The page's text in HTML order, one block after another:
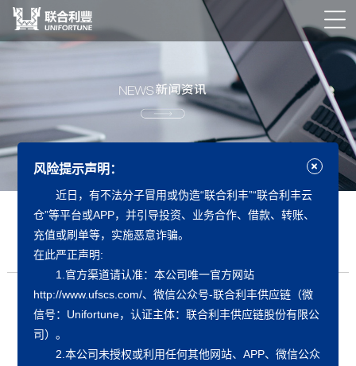
赢在未来｜联合利丰2019半年度经营管理会议圆满召开
发布日期：
行成于思，业精于勤。8年来，联合利丰的成长、腾飞是对这八个
字最好的诠释，为了飞得更高、行的更远，为了所有联合利丰
人、战略合作伙伴的共同理想，联合利丰2019半年度经营管理会
议圆满召开，总结上半年经营情况的同时更加明确了下半年的经
风险提示声明：
近日，有不法分子冒用或伪造“联合利丰”“联合利丰云
仓”等平台或APP，并引导投资、业务合作、借款、转账、
充值或刷单等，实施恶意诈骗。
在此严正声明:
1.官方渠道请认准：本公司唯一官方网站
http://www.ufscs.com/、微信公众号-联合利丰供应链（微
信号：Unifortune，认证主体：联合利丰供应链股份有限公
司）。
2.本公司未授权或利用任何其他网站、APP、微信公众